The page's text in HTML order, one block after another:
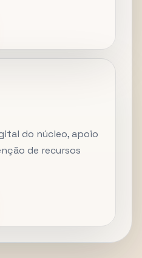
do núcleo, apoio
de recursos